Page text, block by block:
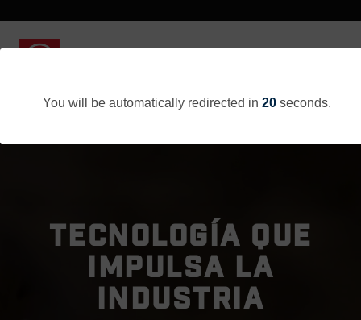
You will be automatically redirected in 20seconds.
TECNOLOGÍA QUE
IMPULSA LA
INDUSTRIA